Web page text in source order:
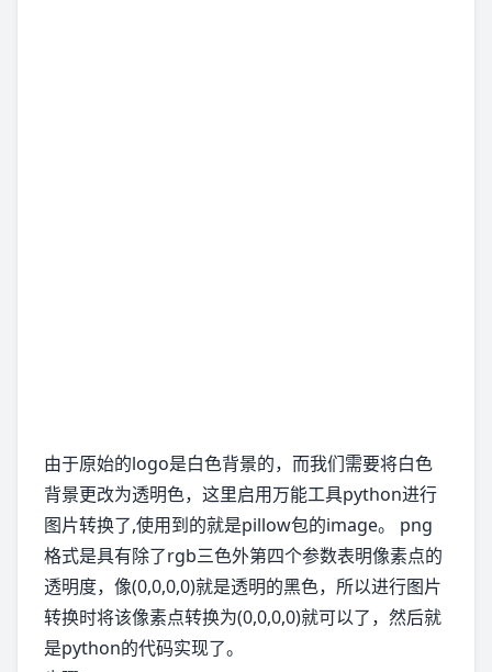
由于原始的logo是白色背景的，而我们需要将白色
背景更改为透明色，这里启用万能工具python进行
图片转换了,使用到的就是pillow包的image。 png
格式是具有除了rgb三色外第四个参数表明像素点的
透明度，像(0,0,0,0)就是透明的黑色，所以进行图片
转换时将该像素点转换为(0,0,0,0)就可以了，然后就
是python的代码实现了。